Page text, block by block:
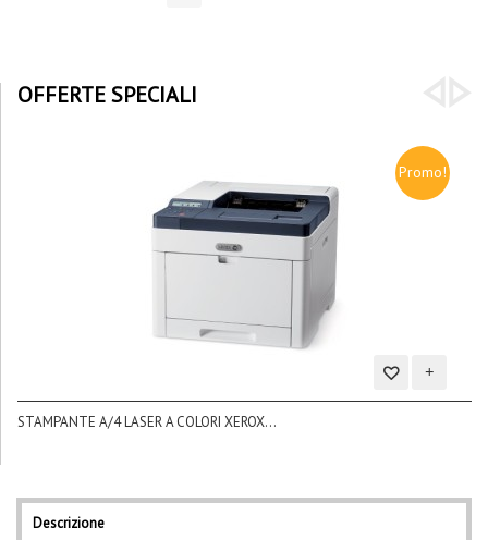
OFFERTE SPECIALI
Promo!
Aggiungi
STAMPANTE A/4 LASER A COLORI XEROX...
Descrizione